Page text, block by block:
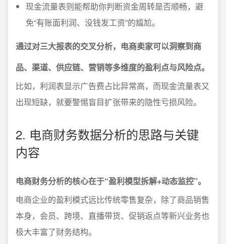
现金流量表则能帮助你判断资金周转是否顺畅，避
免“有账面利润、没钱发工资”的尴尬。
通过对三大报表的交叉分析，电商卖家可以洞察到商
品、渠道、供应链、营销等多维度的盈利点与风险点。
比如，利润表显示广告费占比异常高，而现金流量表又
出现短缺，就要警惕盲目扩张带来的隐性亏损风险。
2. 电商财务数据分析的思路与关键
内容
电商财务分析的核心在于“盈利模型拆解+动态监控”。
电商企业的盈利模式远比传统零售复杂，除了商品销售
本身，会员、跨境、直播带货、促销返点等新兴业务也
极大丰富了财务结构。